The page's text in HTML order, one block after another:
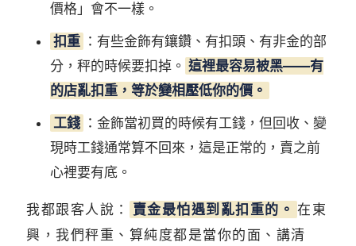
價格」會不一樣。
扣重 ：有些金飾有鑲鑽、有扣頭、有非金的部
分，秤的時候要扣掉。 這裡最容易被黑——有
的店亂扣重，等於變相壓低你的價。
工錢 ：金飾當初買的時候有工錢，但回收、變
現時工錢通常算不回來，這是正常的，賣之前
心裡要有底。
我都跟客人說： 賣金最怕遇到亂扣重的。 在東
興，我們秤重、算純度都是當你的面、講清